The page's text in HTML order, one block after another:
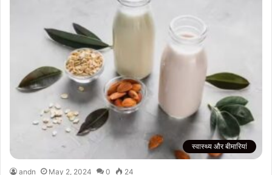
स्वास्थ्य और बीमारियां
andn May 2, 2024 0 24